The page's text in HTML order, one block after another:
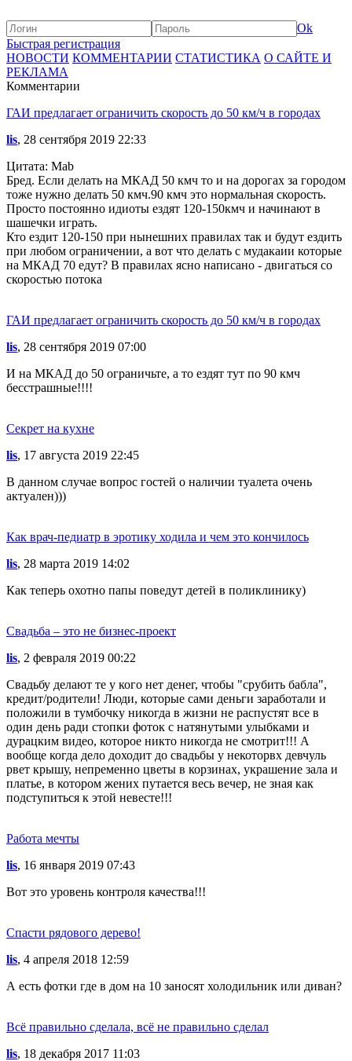
Ok
Быстрая регистрация
НОВОСТИ КОММЕНТАРИИ СТАТИСТИКА О САЙТЕ И
РЕКЛАМА
Комментарии
ГАИ предлагает ограничить скорость до 50 км/ч в городах
lis, 28 сентября 2019 22:33
Цитата: Mab
Бред. Если делать на МКАД 50 кмч то и на дорогах за городом
тоже нужно делать 50 кмч.90 кмч это нормальная скорость.
Просто постоянно идиоты ездят 120-150кмч и начинают в
шашечки играть.
Кто ездит 120-150 при нынешних правилах так и будут ездить
при любом ограничении, а вот что делать с мудакаии которые
на МКАД 70 едут? В правилах ясно написано - двигаться со
скоростью потока
ГАИ предлагает ограничить скорость до 50 км/ч в городах
lis, 28 сентября 2019 07:00
И на МКАД до 50 ограничьте, а то ездят тут по 90 кмч
бесстрашные!!!!
Секрет на кухне
lis, 17 августа 2019 22:45
В данном случае вопрос гостей о наличии туалета очень
актуален)))
Как врач-педиатр в эротику ходила и чем это кончилось
lis, 28 марта 2019 14:02
Как теперь охотно папы поведут детей в поликлинику)
Свадьба – это не бизнес-проект
lis, 2 февраля 2019 00:22
Свадьбу делают те у кого нет денег, чтобы "срубить бабла",
кредит/родители! Люди, которые сами деньги заработали и
положили в тумбочку никогда в жизни не распустят все в
один день ради стопки фоток с натянутыми улыбками и
дурацким видео, которое никто никогда не смотрит!!! А
вообще когда дело доходит до свадьбы у некоторвх девчуль
рвет крышу, непременно цветы в корзинах, украшение зала и
платье, в котором жених путается весь вечер, не зная как
подступиться к этой невесте!!!
Работа мечты
lis, 16 января 2019 07:43
Вот это уровень контроля качества!!!
Спасти рядового дерево!
lis, 4 апреля 2018 12:59
А есть фотки где в дом на 10 заносят холодильник или диван?
Всё правильно сделала, всё не правильно сделал
lis, 18 декабря 2017 11:03